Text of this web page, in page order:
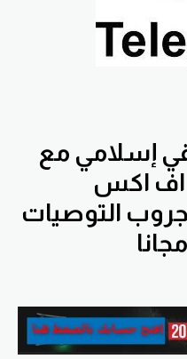
إسلامي مع
اف اكس
التوصيات